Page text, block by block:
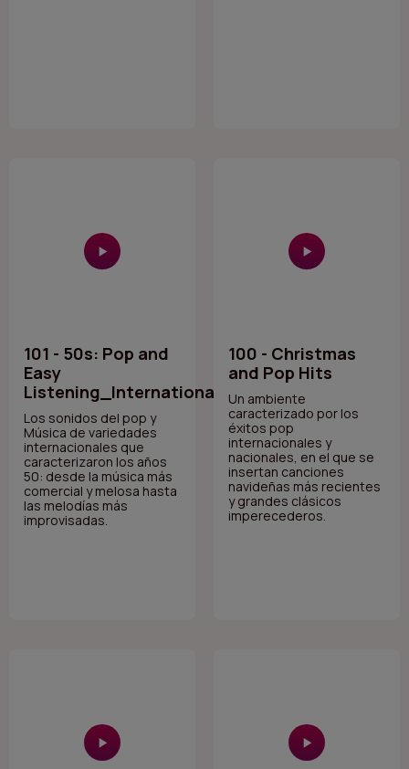
101 - 50s: Pop and
Easy
Listening_International
Los sonidos del pop y
Música de variedades
internacionales que
caracterizaron los años
50: desde la música más
comercial y melosa hasta
las melodías más
improvisadas.
100 - Christmas
and Pop Hits
Un ambiente
caracterizado por los
éxitos pop
internacionales y
nacionales, en el que se
insertan canciones
navideñas más recientes
y grandes clásicos
imperecederos.